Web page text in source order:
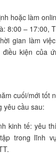
hoặc làm
8:00 – 17:00,
gian làm
điều kiện của
cuối/mới tốt
yêu cầu sau:
kinh tế: yêu
trong lĩnh